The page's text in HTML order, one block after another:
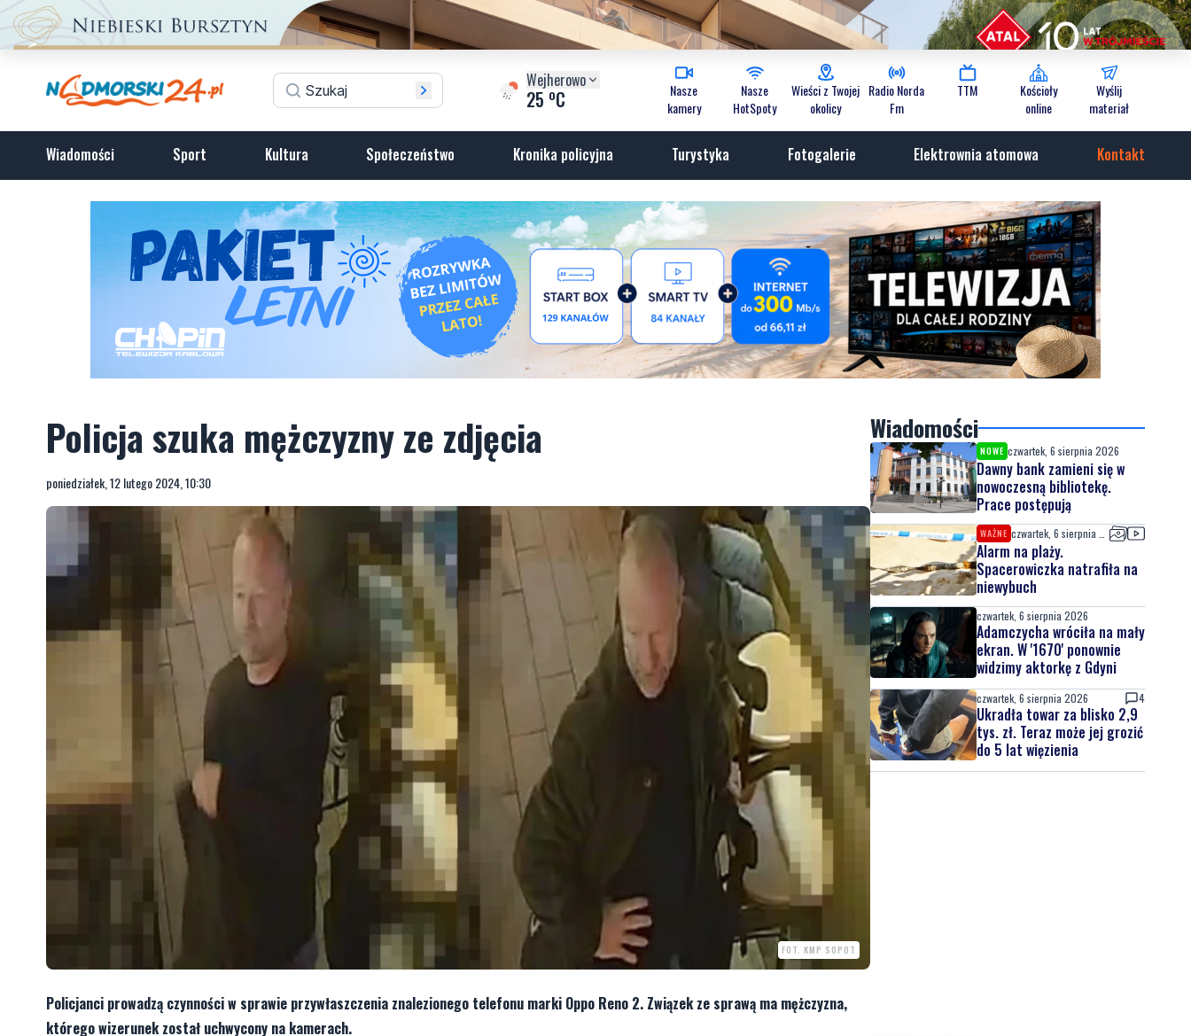
Wejherowo
25 oC
Nasze
kamery
Nasze
HotSpoty
Wieści z Twojej
okolicy
Radio Norda
Fm
TTM
Kościoły
online
Wyślij
materiał
Wiadomości Sport Kultura Społeczeństwo Kronika policyjna Turystyka Fotogalerie Elektrownia atomowa Kontakt
Policja szuka mężczyzny ze zdjęcia
poniedziałek, 12 lutego 2024, 10:30
FOT. KMP SOPOT
Policjanci prowadzą czynności w sprawie przywłaszczenia znalezionego telefonu marki Oppo Reno 2. Związek ze sprawą ma mężczyzna,
którego wizerunek został uchwycony na kamerach.
Wiadomości
NOWE czwartek, 6 sierpnia 2026
Dawny bank zamieni się w
nowoczesną bibliotekę.
Prace postępują
WAŻNE
Alarm na plaży.
Spacerowiczka natrafiła na
niewybuch
czwartek, 6 sierpnia 2026
Adamczycha wróciła na mały
ekran. W '1670' ponownie
widzimy aktorkę z Gdyni
czwartek, 6 sierpnia 2026 4
Ukradła towar za blisko 2,9
tys. zł. Teraz może jej grozić
do 5 lat więzienia